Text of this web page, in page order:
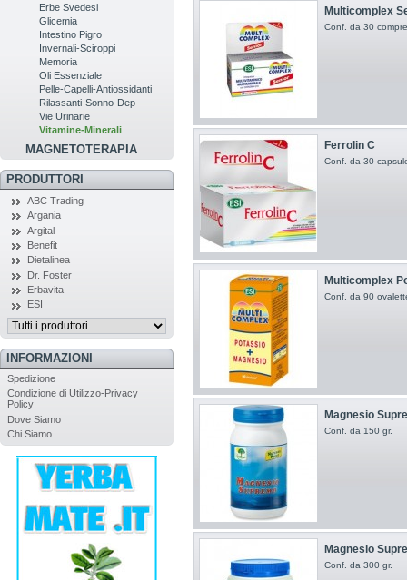
Erbe Svedesi
Glicemia
Intestino Pigro
Invernali-Sciroppi
Memoria
Oli Essenziale
Pelle-Capelli-Antiossidanti
Rilassanti-Sonno-Dep
Vie Urinarie
Vitamine-Minerali
MAGNETOTERAPIA
PRODUTTORI
ABC Trading
Argania
Argital
Benefit
Dietalinea
Dr. Foster
Erbavita
ESI
INFORMAZIONI
Spedizione
Condizione di Utilizzo-Privacy
Policy
Dove Siamo
Chi Siamo
Multicomplex
Conf. da 30
Ferrolin C
Conf. da 30
Multicomplex
Conf. da 90
Magnesio
Conf. da 150 gr.
Magnesio
Conf. da 300 gr.